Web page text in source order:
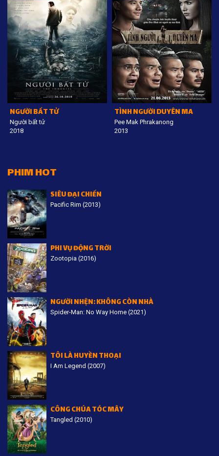
NGƯỜI BẤT TỬ
Người bất tử
2018
TÌNH NGƯỜI DUYÊN MA
Pee Mak Phrakanong
2013
PHIM HOT
SIÊU ĐẠI CHIẾN
Pacific Rim (2013)
PHI VỤ ĐỘNG TRỜI
Zootopia (2016)
NGƯỜI NHỆN: KHÔNG CÒN NHÀ
Spider-Man: No Way Home (2021)
TÔI LÀ HUYỀN THOẠI
I Am Legend (2007)
CÔNG CHÚA TÓC MÂY
Tangled (2010)